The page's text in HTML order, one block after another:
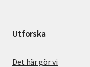
Utforska
Det här gör vi